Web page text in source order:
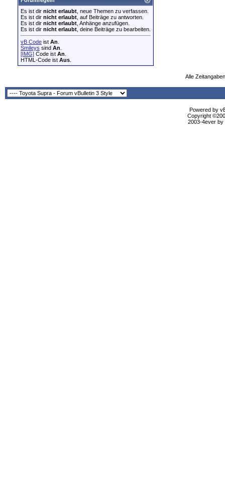
Es ist dir nicht erlaubt , neue Themen zu verfassen.
Es ist dir nicht erlaubt , auf Beiträge zu antworten.
Es ist dir nicht erlaubt , Anhänge anzufügen.
Es ist dir nicht erlaubt , deine Beiträge zu bearbeiten.
vB Code ist An
Smileys sind An
[IMG] Code ist An
HTML-Code ist Aus
Alle
Powered by
Copyright
2003-4ever by